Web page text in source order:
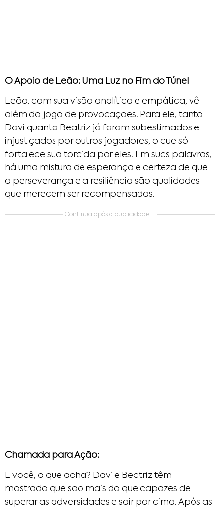
O Apoio de Leão: Uma Luz no Fim do Túnel
Leão, com sua visão analítica e empática, vê
além do jogo de provocações. Para ele, tanto
Davi quanto Beatriz já foram subestimados e
injustiçados por outros jogadores, o que só
fortalece sua torcida por eles. Em suas palavras,
há uma mistura de esperança e certeza de que
a perseverança e a resiliência são qualidades
que merecem ser recompensadas.
Continua após a publicidade....
Chamada para Ação:
E você, o que acha? Davi e Beatriz têm
mostrado que são mais do que capazes de
superar as adversidades e sair por cima. Após as